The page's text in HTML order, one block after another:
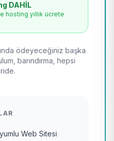
DAHİL
hosting yıllık ücrete
ödeyeceğiniz başka
barındırma, hepsi
Web Sitesi